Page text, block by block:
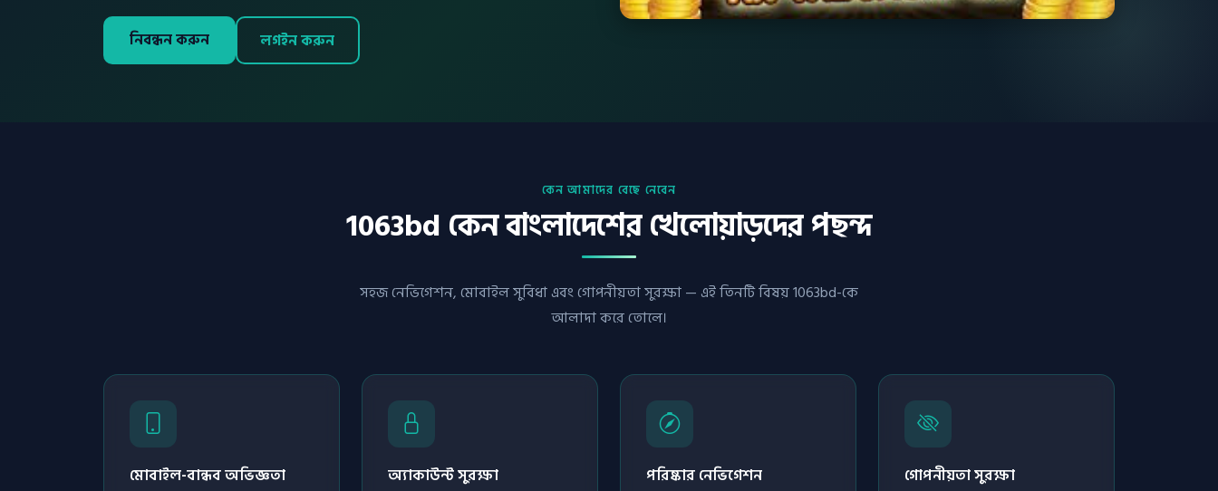
নিবন্ধন করুন লগইন করুন
কেন আমাদের বেছে নেবেন
1063bd কেন বাংলাদেশের খেলোয়াড়দের পছন্দ
সহজ নেভিগেশন, মোবাইল সুবিধা এবং গোপনীয়তা সুরক্ষা — এই তিনটি বিষয় 1063bd-কে
আলাদা করে তোলে।
মোবাইল-বান্ধব অভিজ্ঞতা অ্যাকাউন্ট সুরক্ষা পরিষ্কার নেভিগেশন গোপনীয়তা সুরক্ষা